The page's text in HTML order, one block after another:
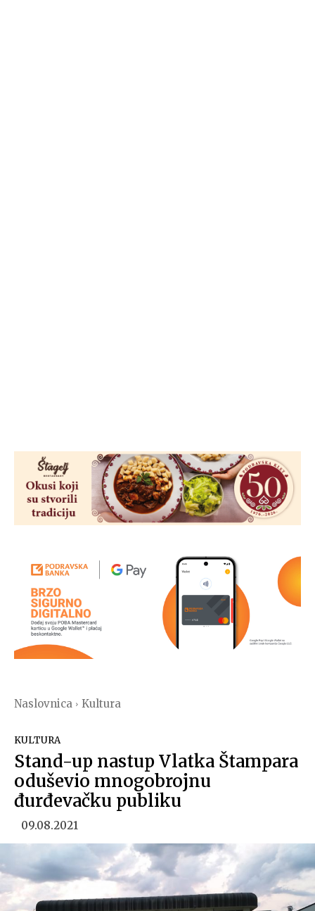
Naslovnica Kultura
KULTURA
Stand-up nastup Vlatka Štampara
oduševio mnogobrojnu
đurđevačku publiku
09.08.2021